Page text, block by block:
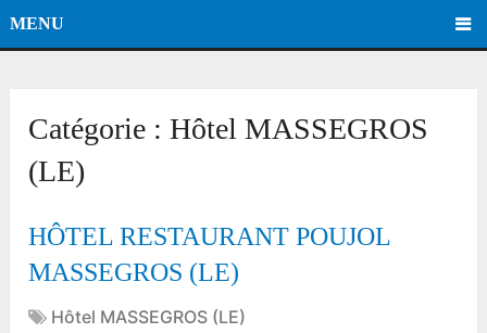
MENU
Catégorie :Hôtel MASSEGROS
(LE)
HÔTEL RESTAURANT POUJOL
MASSEGROS (LE)
Hôtel MASSEGROS (LE)